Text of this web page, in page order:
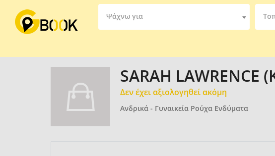
Ψάχνω για
SARAH
Δεν έχει αξιολογηθεί ακόμη
Ανδρικά - Γυναικεία Ρούχα Ενδύματα